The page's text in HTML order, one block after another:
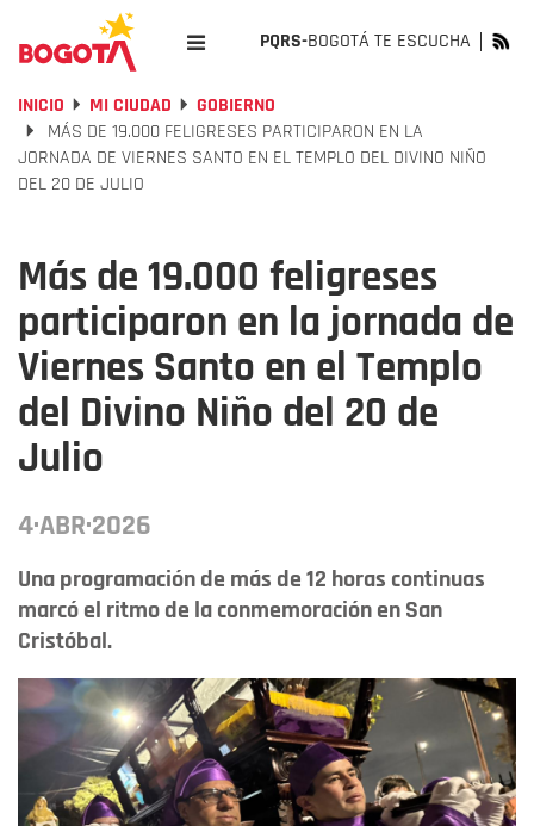
PQRS-BOGOTÁ TE ESCUCHA
INICIO MI CIUDAD
GOBIERNO
MÁS DE 19.000 FELIGRESES PARTICIPARON EN LA
JORNADA DE VIERNES SANTO EN EL TEMPLO DEL DIVINO NIÑO
DEL 20 DE JULIO
Más de 19.000 feligreses
participaron en la jornada de
Viernes Santo en el Templo
del Divino Niño del 20 de
Julio
4·ABR·2026
Una programación de más de 12 horas continuas
marcó el ritmo de la conmemoración en San
Cristóbal.